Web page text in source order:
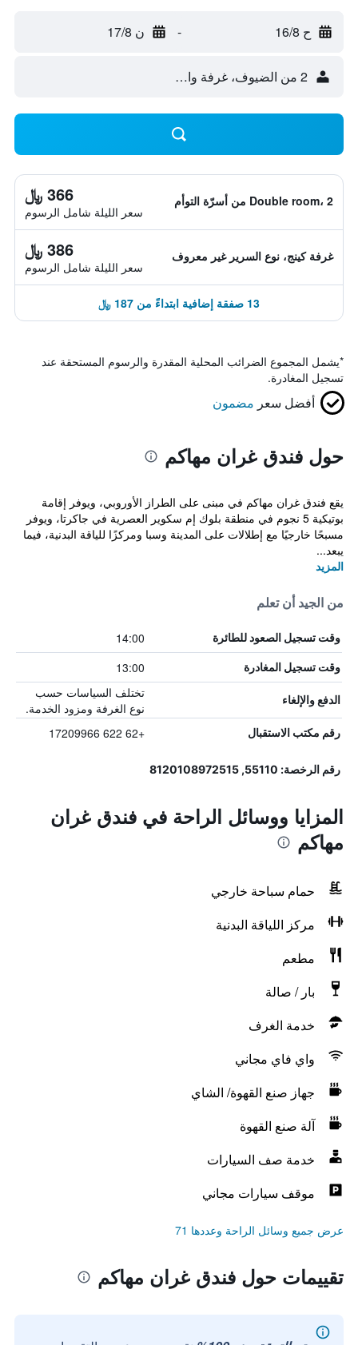
ح 16/8 - ن 17/8
2 من الضيوف، غرفة واحدة
Double room، 2 من أسرّة التوأم 366 ﷼
سعر الليلة شامل الرسوم
غرفة كينج، نوع السرير غير معروف 386 ﷼
سعر الليلة شامل الرسوم
13 صفقة إضافية ابتداءً من 187 ﷼
*يشمل المجموع الضرائب المحلية المقدرة والرسوم المستحقة عند
تسجيل المغادرة.
أفضل سعر مضمون
حول فندق غران مهاكم
يقع فندق غران مهاكم في مبنى على الطراز الأوروبي، ويوفر إقامة
بوتيكية 5 نجوم في منطقة بلوك إم سكوير العصرية في جاكرتا، ويوفر
مسبحًا خارجيًا مع إطلالات على المدينة وسبا ومركزًا للياقة البدنية، فيما
يبعد...
المزيد
من الجيد أن تعلم
وقت تسجيل الصعود للطائرة 14:00
وقت تسجيل المغادرة 13:00
الدفع والإلغاء
تختلف السياسات حسب
نوع الغرفة ومزود الخدمة.
رقم مكتب الاستقبال +62 622 17209966
رقم الرخصة: 55110, 8120108972515
المزايا ووسائل الراحة في فندق غران
مهاكم
حمام سباحة خارجي
مركز اللياقة البدنية
مطعم
بار / صالة
خدمة الغرف
واي فاي مجاني
جهاز صنع القهوة/ الشاي
آلة صنع القهوة
خدمة صف السيارات
موقف سيارات مجاني
عرض جميع وسائل الراحة وعددها 71
تقييمات حول فندق غران مهاكم